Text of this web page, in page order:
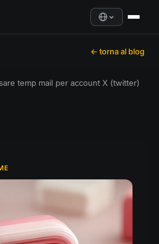
← torna al blog
temp mail per account X (twitter)